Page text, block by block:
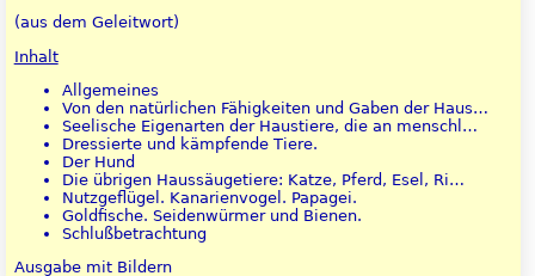
(aus dem Geleitwort)
Inhalt
Allgemeines
Von den natürlichen Fähigkeiten und Gaben der Haus…
Seelische Eigenarten der Haustiere, die an menschl…
Dressierte und kämpfende Tiere.
Der Hund
Die übrigen Haussäugetiere: Katze, Pferd, Esel, Ri…
Nutzgeflügel. Kanarienvogel. Papagei.
Goldfische. Seidenwürmer und Bienen.
Schlußbetrachtung
Ausgabe mit Bildern